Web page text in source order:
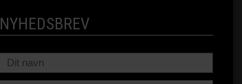
NYHEDSBREV